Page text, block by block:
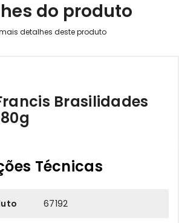
do produto
Brasilidades
Técnicas
67192